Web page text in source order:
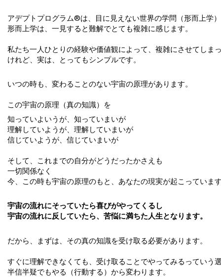
アデプトプログラム®は、目に見えない世界の学問（形而上学
形而上学は、一見すると難解でとても複雑に感じます。
私たち一人ひとりの経験や価値観によって、複雑にさせてしま
けれど、実は、とってもシンプルです。
いつの時も、変わることのない宇宙の原理があります。
この宇宙の原理（真の知識）を
知っていよいうが、知っていまいが
理解していようが、理解していまいが
信じていようが、信じていまいが
そして、これまでの自分がどうだったかさえも
一切関係なく
今、この時も宇宙の原理のもと、あなたの現実が起こっていま
宇宙の流れにそっていたら喜びがやってくるし
宇宙の流れに反していたら、苦悩に満ちた人生となります。
だから、まずは、その真の知識を受け取る必要があります。
すぐに理解できなくても、受け取ることでやってみるっていう
半信半疑でもやる（行動する）から変わります。